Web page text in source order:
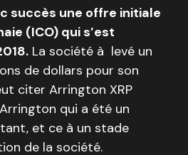
succès une offre initiale
(ICO) qui s’est
La société à levé un
de dollars pour son
citer Arrington XRP
qui a été un
et ce à un stade
de la société.